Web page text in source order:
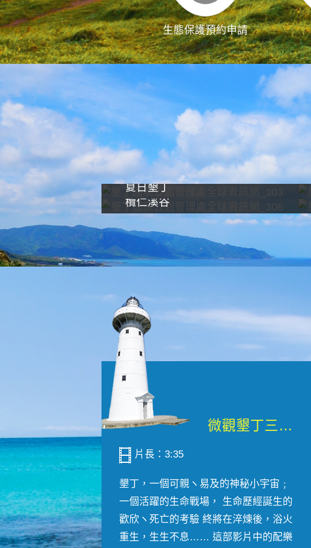
生態保護預約申請
夏日墾丁
欖仁溪谷
微觀墾丁三部曲 重生....
片長：3:35
墾丁，一個可親ヽ易及的神秘小宇宙﹔
一個活躍的生命戰場， 生命歷經誕生的
歡欣ヽ死亡的考驗 終將在淬煉後，浴火
重生，生生不息…… 這部影片中的配樂